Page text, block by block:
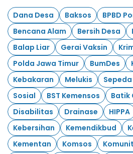
Dana Desa Baksos
BPBD
Bencana Alam
Bersih Desa
Balap Liar
Gerai Vaksin
Polda Jawa Timur
BumDes
Kebakaran
Melukis
Sosial
BST Kemensos Batik
Disabilitas
Drainase HIPPA
Kebersihan
Kemendikbud
Kementan
Komsos